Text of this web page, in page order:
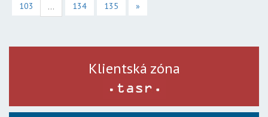
103
... 134 135 »
Klientská zóna